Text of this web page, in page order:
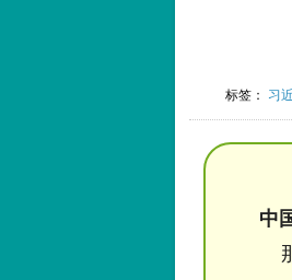
标签： 习
中